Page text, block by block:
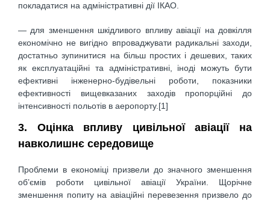
покладатися на адміністративні дії ІКАО.
— для зменшення шкідливого впливу авіації на довкілля
економічно не вигідно впроваджувати радикальні заходи,
достатньо зупинитися на більш простих і дешевих, таких
як експлуатаційні та адміністративні, іноді можуть бути
ефективні інженерно-будівельні роботи, показники
ефективності вищевказаних заходів пропорційні до
інтенсивності польотів в аеропорту.[1]
3. Оцінка впливу цивільної авіації на
навколишнє середовище
Проблеми в економіці призвели до значного зменшення
об’ємів роботи цивільної авіації України. Щорічне
зменшення попиту на авіаційні перевезення призвело до